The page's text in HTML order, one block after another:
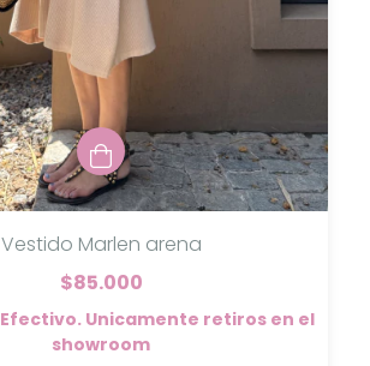
Vestido Marlen arena
$85.000
Efectivo. Unicamente retiros en el
showroom